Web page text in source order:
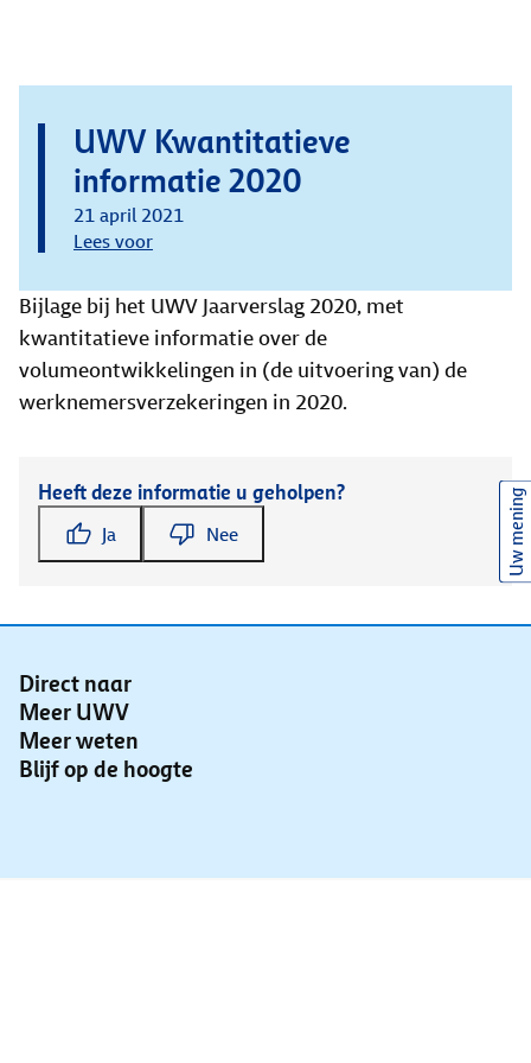
UWV Kwantitatieve
informatie 2020
21 april 2021
Lees voor
Bijlage bij het UWV Jaarverslag 2020, met
kwantitatieve informatie over de
volumeontwikkelingen in (de uitvoering van) de
werknemersverzekeringen in 2020.
Heeft deze informatie u geholpen?
Ja Nee
Direct naar
Meer UWV
Meer weten
Blijf op de hoogte
Uw mening